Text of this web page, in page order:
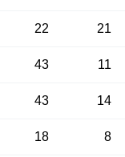
22 21
43 11
43 14
18 8